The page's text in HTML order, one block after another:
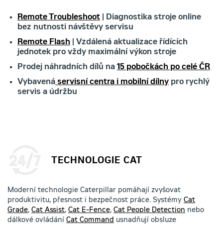
Remote Troubleshoot | Diagnostika stroje online
bez nutnosti návštěvy servisu
Remote Flash | Vzdálená aktualizace řídících
jednotek pro vždy maximální výkon stroje
Prodej náhradních dílů na 15 pobočkách po celé ČR
Vybavená servisní centra i mobilní dílny pro rychlý
servis a údržbu
TECHNOLOGIE CAT
Moderní technologie Caterpillar pomáhají zvyšovat
produktivitu, přesnost i bezpečnost práce. Systémy Cat
Grade, Cat Assist, Cat E-Fence, Cat People Detection nebo
dálkové ovládání Cat Command usnadňují obsluze